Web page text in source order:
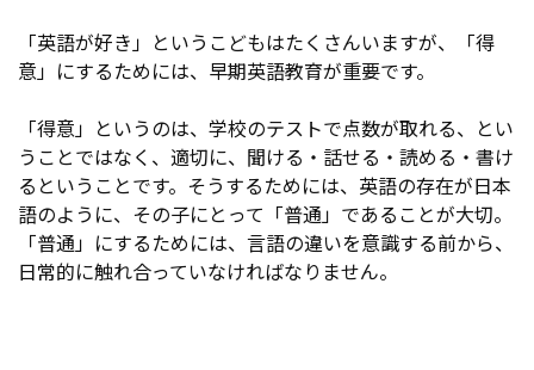
「英語が好き」というこどもはたくさんいますが、「得
意」にするためには、早期英語教育が重要です。
「得意」というのは、学校のテストで点数が取れる、とい
うことではなく、適切に、聞ける・話せる・読める・書け
るということです。そうするためには、英語の存在が日本
語のように、その子にとって「普通」であることが大切。
「普通」にするためには、言語の違いを意識する前から、
日常的に触れ合っていなければなりません。